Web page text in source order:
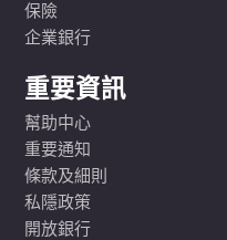
保險
企業銀行
重要資訊
幫助中心
重要通知
條款及細則
私隱政策
開放銀行